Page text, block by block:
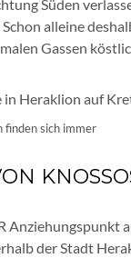
Süden
alleine
Gassen
finden sich immer
Anziehungspunkt
der Stadt